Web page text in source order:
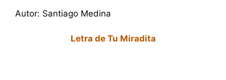
Autor: Santiago Medina
Letra de Tu Miradita